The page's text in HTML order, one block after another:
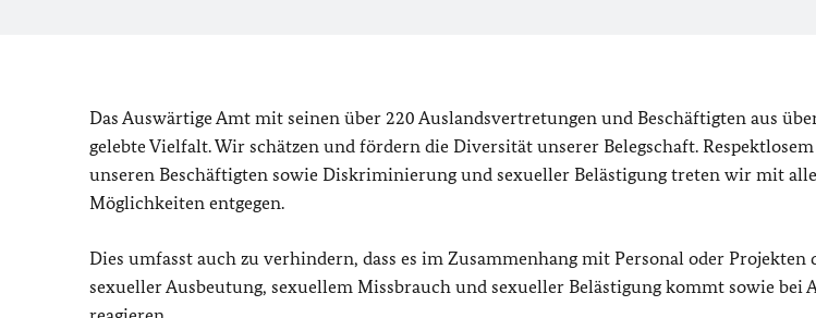
Das Auswärtige Amt mit seinen über 220 Auslandsvertretungen und Beschäftigten aus
gelebte Vielfalt. Wir schätzen und fördern die Diversität unserer Belegschaft.
unseren Beschäftigten sowie Diskriminierung und sexueller Belästigung treten wir mit
Möglichkeiten entgegen.
Dies umfasst auch zu verhindern, dass es im Zusammenhang mit Personal oder Projekten
sexueller Ausbeutung, sexuellem Missbrauch und sexueller Belästigung kommt sowie bei